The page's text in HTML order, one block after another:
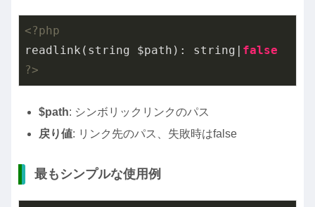
<?php
readlink(string $path): string| false
?>
$path: シンボリックリンクのパス
戻り値: リンク先のパス、失敗時はfalse
最もシンプルな使用例